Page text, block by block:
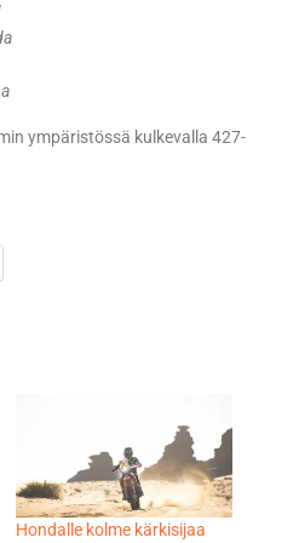
ympäristössä kulkevalla 427-
Hondalle kolme kärkisijaa